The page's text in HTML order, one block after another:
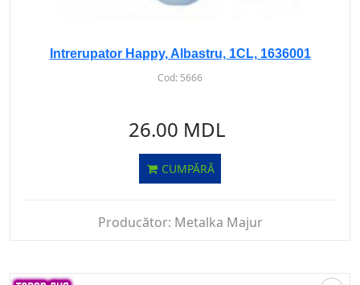
Intrerupator Happy, Albastru, 1CL, 1636001
Cod: 5666
26.00 MDL
CUMPĂRĂ
Producător: Metalka Majur